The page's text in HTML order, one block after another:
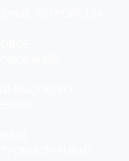
УСТРОЙСТВА
ВЫСОКОГО